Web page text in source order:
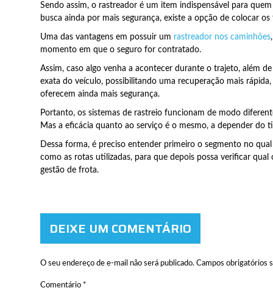
Sendo assim, o rastreador é um item indispensável para
busca ainda por mais segurança, existe a opção de colocar
Uma das vantagens em possuir um rastreador nos caminhões
momento em que o seguro for contratado.
Assim, caso algo venha a acontecer durante o trajeto, além
exata do veículo, possibilitando uma recuperação mais
oferecem ainda mais segurança.
Portanto, os sistemas de rastreio funcionam de modo
Mas a eficácia quanto ao serviço é o mesmo, a depender do
Dessa forma, é preciso entender primeiro o segmento no
como as rotas utilizadas, para que depois possa verificar
gestão de frota.
DEIXE UM COMENTÁRIO
O seu endereço de e-mail não será publicado. Campos obrigatórios
Comentário *